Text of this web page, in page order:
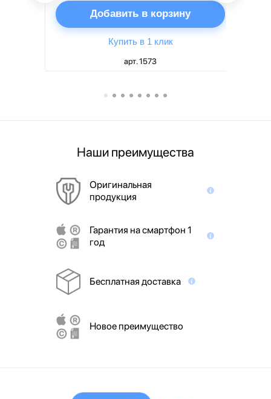
Добавить в корзину
Купить в 1 клик
арт. 1573
Наши преимущества
Оригинальная
продукция
Гарантия на смартфон 1
год
Бесплатная доставка
Новое преимущество